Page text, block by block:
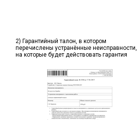
2) Гарантийный талон, в котором
перечислены устранённые неисправности,
на которые будет действовать гарантия